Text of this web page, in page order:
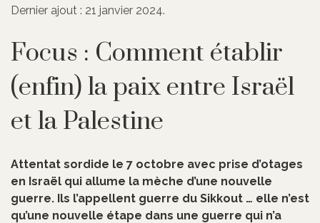
Dernier ajout : 21 janvier 2024.
Focus : Comment établir
(enfin) la paix entre Israël
et la Palestine
Attentat sordide le 7 octobre avec prise d’otages
en Israël qui allume la mèche d’une nouvelle
guerre. Ils l’appellent guerre du Sikkout … elle n’est
qu’une nouvelle étape dans une guerre qui n’a